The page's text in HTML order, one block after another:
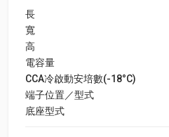
長
寬
高
電容量
CCA冷啟動安培數(-18°C)
端子位置／型式
底座型式